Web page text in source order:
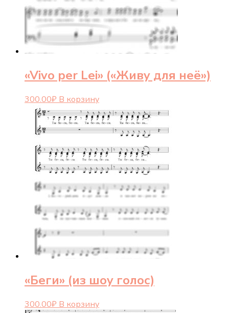
«Vivo per Lei» («Живу для неё»)
300.00₽ В корзину
«Беги» (из шоу голос)
300.00₽ В корзину